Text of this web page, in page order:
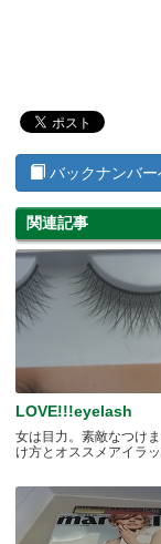
バックナンバー
関連記事
LOVE!!!eyelash
女は目力。素敵なつけ
け方とオススメアイラッ